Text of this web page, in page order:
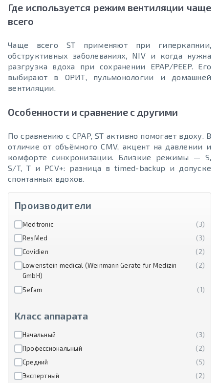
Где используется режим вентиляции чаще
всего
Чаще всего ST применяют при гиперкапнии,
обструктивных заболеваниях, NIV и когда нужна
разгрузка вдоха при сохранении EPAP/PEEP. Его
выбирают в ОРИТ, пульмонологии и домашней
вентиляции.
Особенности и сравнение с другими
По сравнению с CPAP, ST активно помогает вдоху. В
отличие от объёмного CMV, акцент на давлении и
комфорте синхронизации. Близкие режимы — S,
S/T, T и PCV+: разница в timed-backup и допуске
спонтанных вдохов.
Производители
Medtronic
(3)
ResMed
(3)
Covidien
(2)
Lowenstein medical (Weinmann Gerate fur Medizin
GmbH)
(2)
Sefam (1)
Класс аппарата
Начальный
(3)
Профессиональный
(2)
Средний
(5)
Экспертный
(2)